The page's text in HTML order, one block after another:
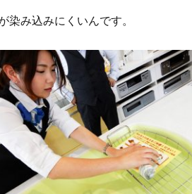
み込みにくいんです。